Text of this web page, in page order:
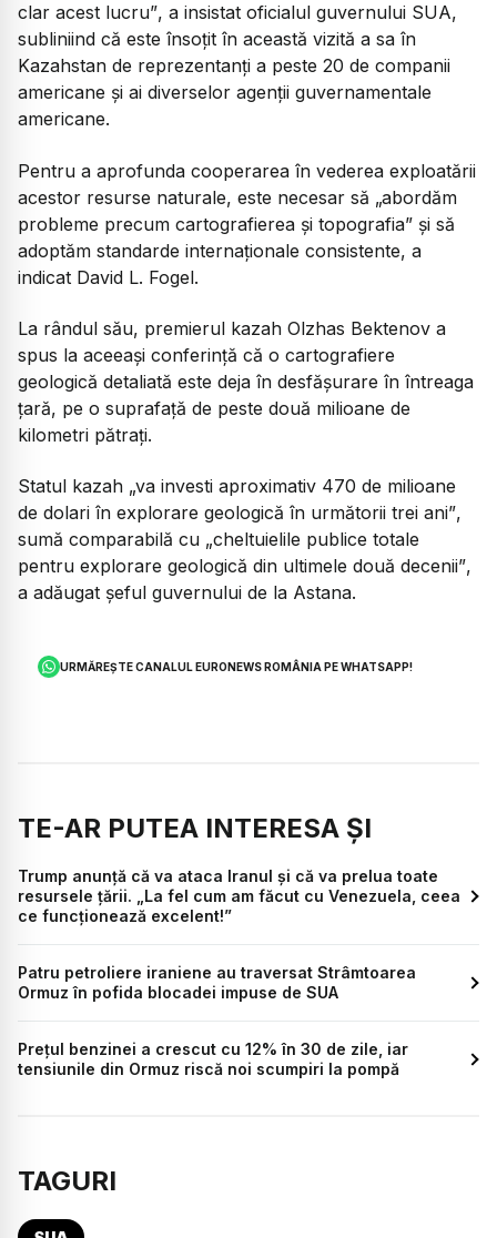
clar acest lucru”, a insistat oficialul guvernului SUA,
subliniind că este însoțit în această vizită a sa în
Kazahstan de reprezentanți a peste 20 de companii
americane și ai diverselor agenții guvernamentale
americane.
Pentru a aprofunda cooperarea în vederea exploatării
acestor resurse naturale, este necesar să „abordăm
probleme precum cartografierea și topografia” și să
adoptăm standarde internaționale consistente, a
indicat David L. Fogel.
La rândul său, premierul kazah Olzhas Bektenov a
spus la aceeași conferință că o cartografiere
geologică detaliată este deja în desfășurare în întreaga
țară, pe o suprafață de peste două milioane de
kilometri pătrați.
Statul kazah „va investi aproximativ 470 de milioane
de dolari în explorare geologică în următorii trei ani”,
sumă comparabilă cu „cheltuielile publice totale
pentru explorare geologică din ultimele două decenii”,
a adăugat șeful guvernului de la Astana.
URMĂREȘTE CANALUL EURONEWS ROMÂNIA PE WHATSAPP!
TE-AR PUTEA INTERESA ȘI
Trump anunță că va ataca Iranul și că va prelua toate
resursele țării. „La fel cum am făcut cu Venezuela, ceea
ce funcționează excelent!”
Patru petroliere iraniene au traversat Strâmtoarea
Ormuz în pofida blocadei impuse de SUA
Prețul benzinei a crescut cu 12% în 30 de zile, iar
tensiunile din Ormuz riscă noi scumpiri la pompă
TAGURI